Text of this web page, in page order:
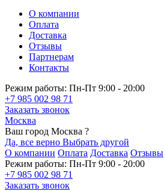
О компании
Оплата
Доставка
Отзывы
Партнерам
Контакты
Режим работы: Пн-Пт 9:00 - 20:00
+7 985 002 98 71
Заказать звонок
Москва
Ваш город Москва ?
Да, все верно Выбрать другой
О компании Оплата Доставка Отзывы
Режим работы: Пн-Пт 9:00 - 20:00
+7 985 002 98 71
Заказать звонок